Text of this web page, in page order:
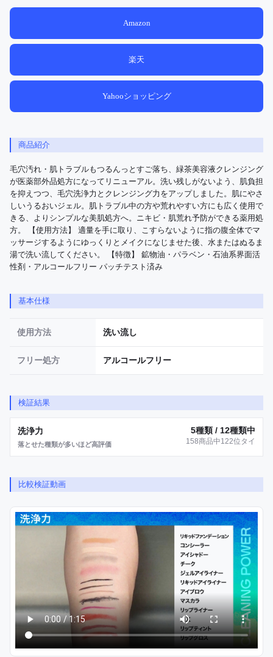
Amazon
楽天
Yahooショッピング
商品紹介
毛穴汚れ・肌トラブルもつるんっとすご落ち、緑茶美容液クレンジング
が医薬部外品処方になってリニューアル。洗い残しがないよう、肌負担
を抑えつつ、毛穴洗浄力とクレンジング力をアップしました。肌にやさ
しいうるおいジェル。肌トラブル中の方や荒れやすい方にも広く使用で
きる、よりシンプルな美肌処方へ。ニキビ・肌荒れ予防ができる薬用処
方。 【使用方法】 適量を手に取り、こすらないように指の腹全体でマ
ッサージするようにゆっくりとメイクになじませた後、水またはぬるま
湯で洗い流してください。 【特徴】 鉱物油・パラベン・石油系界面活
性剤・アルコールフリー パッチテスト済み
基本仕様
使用方法 洗い流し
フリー処方 アルコールフリー
検証結果
洗浄力
落とせた種類が多いほど高評価
5種類 / 12種類中
158商品中122位タイ
比較検証動画